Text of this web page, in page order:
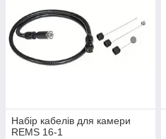
Набір кабелів для камери
REMS 16-1